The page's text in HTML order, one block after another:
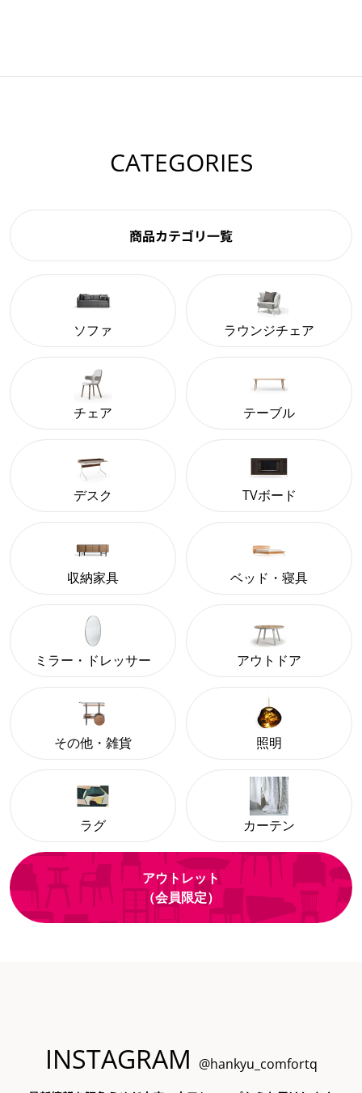
CATEGORIES
商品カテゴリ一覧
ソファ ラウンジチェア
チェア テーブル
デスク TVボード
収納家具 ベッド・寝具
ミラー・ドレッサー アウトドア
その他・雑貨 照明
ラグ カーテン
アウトレット
（会員限定）
INSTAGRAM @hankyu_comfortq